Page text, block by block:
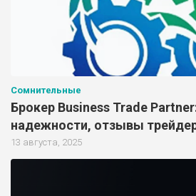
Сомнительные
Брокер Business Trade
надежности, отзывы
13 августа, 2025